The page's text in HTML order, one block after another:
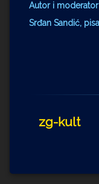
Autor i
Srđan Sandić,
zg-kult